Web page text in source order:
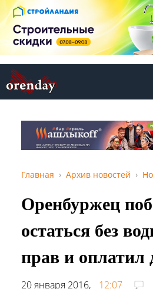
Главная Архив новостей
Оренбуржец
остаться без
прав и оплатил
20 января 2016,
12:07